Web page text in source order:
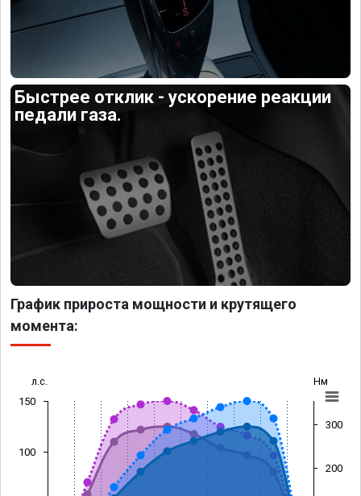
Быстрее отклик - ускорение реакции
педали газа.
График прироста мощности и крутящего
момента:
л.с. Нм
100
150
200
300